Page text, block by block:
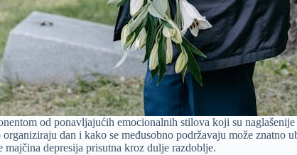
od ponavljajućih emocionalnih stilova koji su
dan i kako se međusobno podržavaju može
depresija prisutna kroz dulje razdoblje.